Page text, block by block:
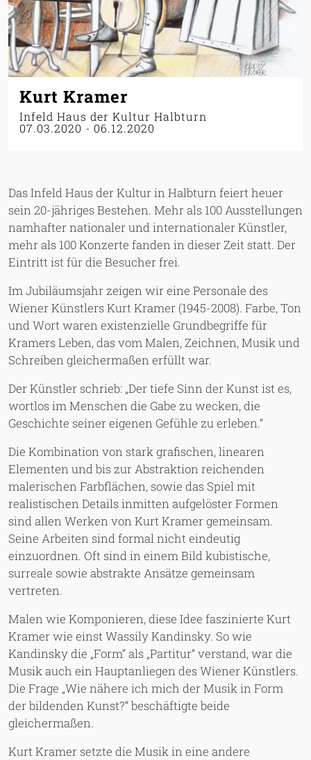
Kurt Kramer
Infeld Haus der Kultur Halbturn
07.03.2020 - 06.12.2020
Das Infeld Haus der Kultur in Halbturn feiert heuer
sein 20-jähriges Bestehen. Mehr als 100 Ausstellungen
namhafter nationaler und internationaler Künstler,
mehr als 100 Konzerte fanden in dieser Zeit statt. Der
Eintritt ist für die Besucher frei.
Im Jubiläumsjahr zeigen wir eine Personale des
Wiener Künstlers Kurt Kramer (1945-2008). Farbe, Ton
und Wort waren existenzielle Grundbegriffe für
Kramers Leben, das vom Malen, Zeichnen, Musik und
Schreiben gleichermaßen erfüllt war.
Der Künstler schrieb: „Der tiefe Sinn der Kunst ist es,
wortlos im Menschen die Gabe zu wecken, die
Geschichte seiner eigenen Gefühle zu erleben.“
Die Kombination von stark grafischen, linearen
Elementen und bis zur Abstraktion reichenden
malerischen Farbflächen, sowie das Spiel mit
realistischen Details inmitten aufgelöster Formen
sind allen Werken von Kurt Kramer gemeinsam.
Seine Arbeiten sind formal nicht eindeutig
einzuordnen. Oft sind in einem Bild kubistische,
surreale sowie abstrakte Ansätze gemeinsam
vertreten.
Malen wie Komponieren, diese Idee faszinierte Kurt
Kramer wie einst Wassily Kandinsky. So wie
Kandinsky die „Form“ als „Partitur“ verstand, war die
Musik auch ein Hauptanliegen des Wiener Künstlers.
Die Frage „Wie nähere ich mich der Musik in Form
der bildenden Kunst?“ beschäftigte beide
gleichermaßen.
Kurt Kramer setzte die Musik in eine andere